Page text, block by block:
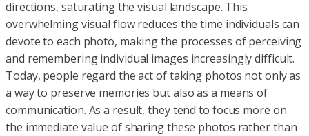
directions, saturating the visual landscape. This
overwhelming visual flow reduces the time individuals can
devote to each photo, making the processes of perceiving
and remembering individual images increasingly difficult.
Today, people regard the act of taking photos not only as
a way to preserve memories but also as a means of
communication. As a result, they tend to focus more on
the immediate value of sharing these photos rather than